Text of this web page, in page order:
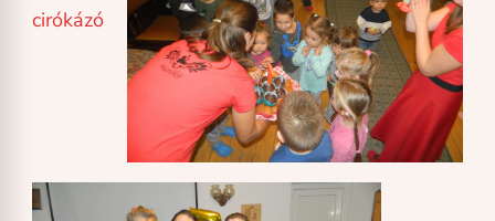
cirókázó